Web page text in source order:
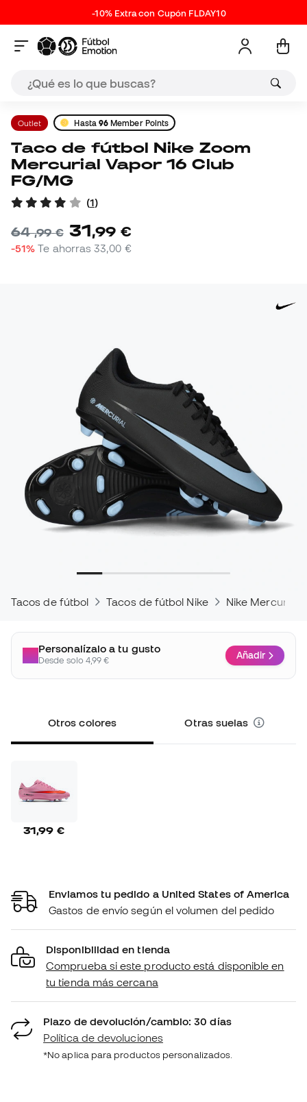
-10% Extra con Cupón FLDAY10
Outlet Hasta 96 Member Points
Taco de fútbol Nike Zoom
Mercurial Vapor 16 Club
FG/MG
(1)
64,99 € 31,99 €
-51% Te ahorras33,00 €
Tacos de fútbol Tacos de fútbol Nike Nike Mercurial
Personalízalo a tu gusto
Desde solo 4,99 € Añadir
Otros colores Otras suelas
31,99 €
Enviamos tu pedido a United States of America
Gastos de envío según el volumen del pedido
Disponibilidad en tienda
Comprueba si este producto está disponible en
tu tienda más cercana
Plazo de devolución/cambio: 30 días
Política de devoluciones
*No aplica para productos personalizados.